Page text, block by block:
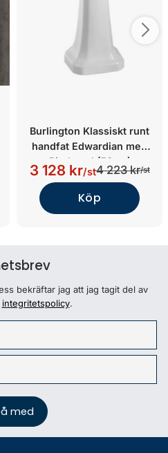
Burlington Klassiskt runt
handfat Edwardian med
Piedestal (56cm)
3 128 kr/st4 223 kr/st
Köp
bekräftar jag att jag tagit del av
integritetspolicy.